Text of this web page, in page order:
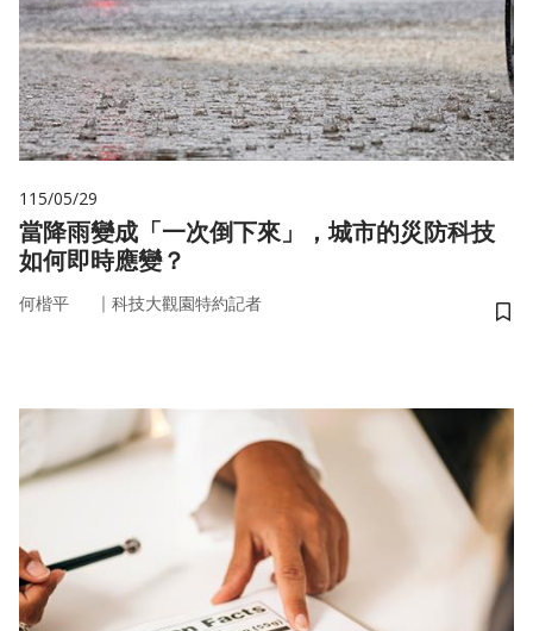
115/05/29
當降雨變成「一次倒下來」，城市的災防科技
如何即時應變？
何楷平 ｜ 科技大觀園特約記者
儲